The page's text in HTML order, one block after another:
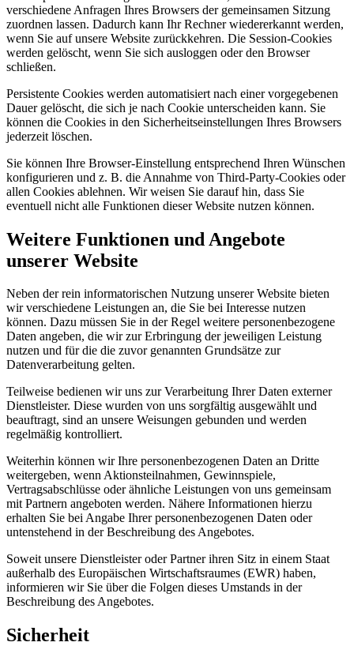
verschiedene Anfragen Ihres Browsers der gemeinsamen Sitzung
zuordnen lassen. Dadurch kann Ihr Rechner wiedererkannt werden,
wenn Sie auf unsere Website zurückkehren. Die Session-Cookies
werden gelöscht, wenn Sie sich ausloggen oder den Browser
schließen.
Persistente Cookies werden automatisiert nach einer vorgegebenen
Dauer gelöscht, die sich je nach Cookie unterscheiden kann. Sie
können die Cookies in den Sicherheitseinstellungen Ihres Browsers
jederzeit löschen.
Sie können Ihre Browser-Einstellung entsprechend Ihren Wünschen
konfigurieren und z. B. die Annahme von Third-Party-Cookies oder
allen Cookies ablehnen. Wir weisen Sie darauf hin, dass Sie
eventuell nicht alle Funktionen dieser Website nutzen können.
Weitere Funktionen und Angebote
unserer Website
Neben der rein informatorischen Nutzung unserer Website bieten
wir verschiedene Leistungen an, die Sie bei Interesse nutzen
können. Dazu müssen Sie in der Regel weitere personenbezogene
Daten angeben, die wir zur Erbringung der jeweiligen Leistung
nutzen und für die die zuvor genannten Grundsätze zur
Datenverarbeitung gelten.
Teilweise bedienen wir uns zur Verarbeitung Ihrer Daten externer
Dienstleister. Diese wurden von uns sorgfältig ausgewählt und
beauftragt, sind an unsere Weisungen gebunden und werden
regelmäßig kontrolliert.
Weiterhin können wir Ihre personenbezogenen Daten an Dritte
weitergeben, wenn Aktionsteilnahmen, Gewinnspiele,
Vertragsabschlüsse oder ähnliche Leistungen von uns gemeinsam
mit Partnern angeboten werden. Nähere Informationen hierzu
erhalten Sie bei Angabe Ihrer personenbezogenen Daten oder
untenstehend in der Beschreibung des Angebotes.
Soweit unsere Dienstleister oder Partner ihren Sitz in einem Staat
außerhalb des Europäischen Wirtschaftsraumes (EWR) haben,
informieren wir Sie über die Folgen dieses Umstands in der
Beschreibung des Angebotes.
Sicherheit